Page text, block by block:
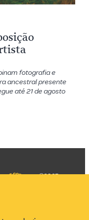
fotografia e
ancestral presente
até 21 de agosto
©2025